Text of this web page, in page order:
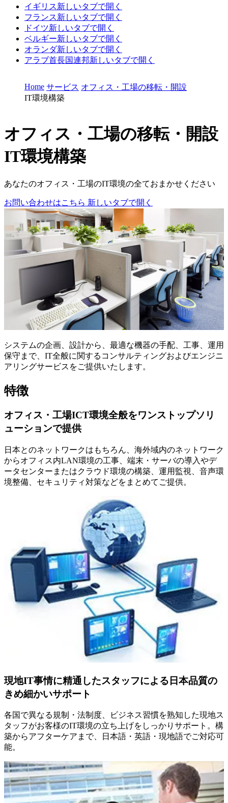
イギリス新しいタブで開く
フランス新しいタブで開く
ドイツ新しいタブで開く
ベルギー新しいタブで開く
オランダ新しいタブで開く
アラブ首長国連邦新しいタブで開く
Home サービス オフィス・工場の移転・開設
IT環境構築
オフィス・工場の移転・開設
IT環境構築
あなたのオフィス・工場のIT環境の全ておまかせください
お問い合わせはこちら 新しいタブで開く
システムの企画、設計から、最適な機器の手配、工事、運用
保守まで、IT全般に関するコンサルティングおよびエンジニ
アリングサービスをご提供いたします。
特徴
オフィス・工場ICT環境全般をワンストップソリ
ューションで提供
日本とのネットワークはもちろん、海外域内のネットワーク
からオフィス内LAN環境の工事、端末・サーバの導入やデ
ータセンターまたはクラウド環境の構築、運用監視、音声環
境整備、セキュリティ対策などをまとめてご提供。
現地IT事情に精通したスタッフによる日本品質の
きめ細かいサポート
各国で異なる規制・法制度、ビジネス習慣を熟知した現地ス
タッフがお客様のIT環境の立ち上げをしっかりサポート。構
築からアフターケアまで、日本語・英語・現地語でご対応可
能。